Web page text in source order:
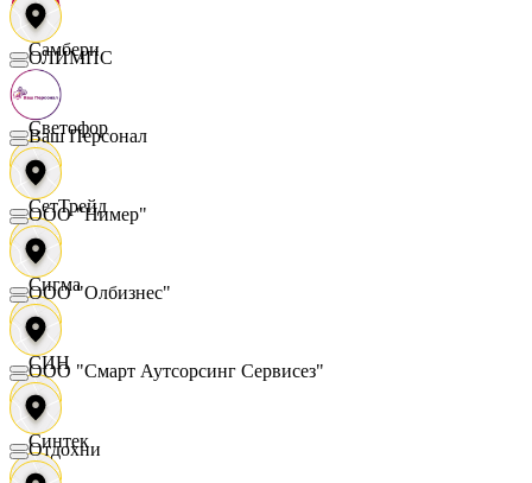
Самбери
Светофор
СетТрейд
Сигма
СИН
Синтек
ОЛИМПС
Ваш Персонал
ООО "Нимер"
ООО "Олбизнес"
ООО "Смарт Аутсорсинг Сервисез"
Отдохни